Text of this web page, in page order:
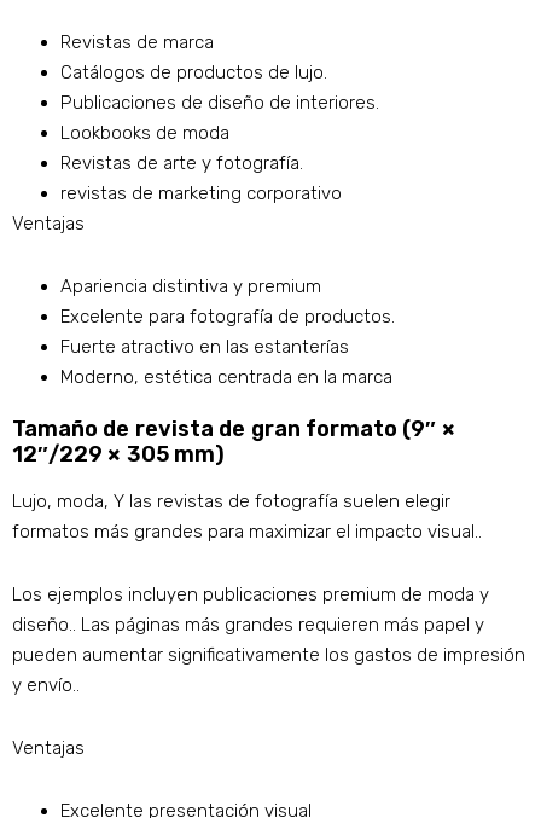
Revistas de marca
Catálogos de productos de lujo.
Publicaciones de diseño de interiores.
Lookbooks de moda
Revistas de arte y fotografía.
revistas de marketing corporativo
Ventajas
Apariencia distintiva y premium
Excelente para fotografía de productos.
Fuerte atractivo en las estanterías
Moderno, estética centrada en la marca
Tamaño de revista de gran formato (9″ ×
12″/229 × 305 mm)
Lujo, moda, Y las revistas de fotografía suelen elegir
formatos más grandes para maximizar el impacto visual..
Los ejemplos incluyen publicaciones premium de moda y
diseño.. Las páginas más grandes requieren más papel y
pueden aumentar significativamente los gastos de impresión
y envío..
Ventajas
Excelente presentación visual